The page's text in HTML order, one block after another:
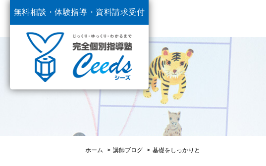
無料相談・体験指導・ 資料請求受付
中
ホーム 講師ブログ 基礎をしっかりと